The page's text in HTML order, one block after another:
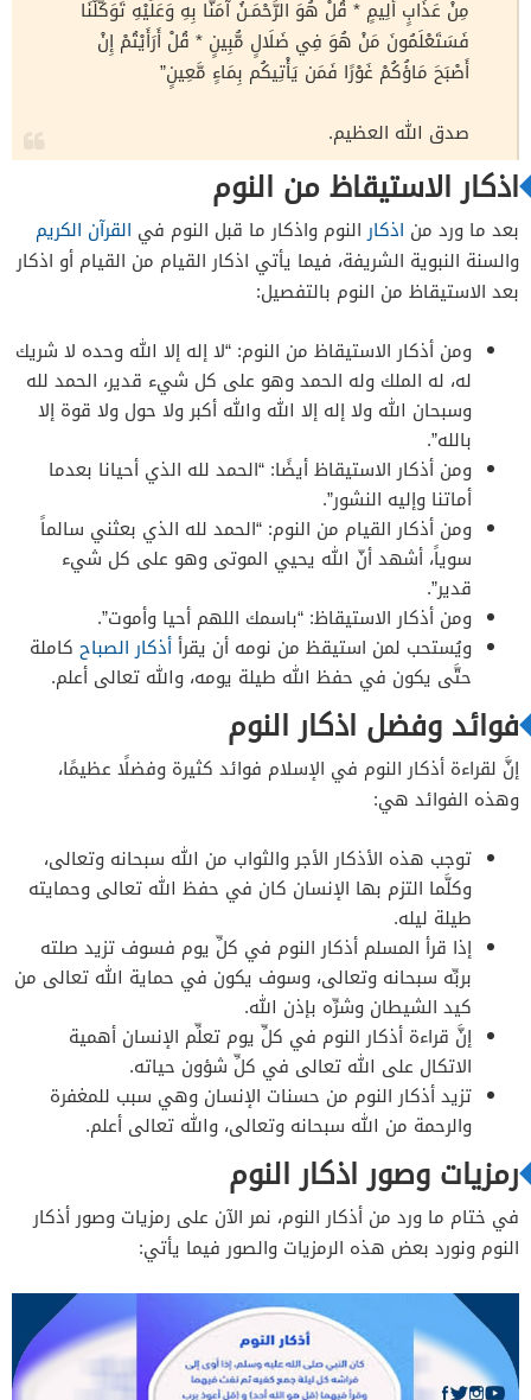
مِنْ عَذَابٍ أَلِيمٍ * قُلْ هُوَ الرَّحْمَـنُ آمَنَّا بِهِ وَعَلَيْهِ تَوَكَّلْنَا
فَسَتَعْلَمُونَ مَنْ هُوَ فِي ضَلَالٍ مُّبِينٍ * قُلْ أَرَأَيْتُمْ إِنْ
أَصْبَحَ مَاؤُكُمْ غَوْرًا فَمَن يَأْتِيكُم بِمَاءٍ مَّعِينٍ”
صدق الله العظيم.
اذكار الاستيقاظ من النوم
بعد ما ورد من اذكارالنوم واذكار ما قبل النوم في القرآن الكريم
والسنة النبوية الشريفة، فيما يأتي اذكار القيام من القيام أو اذكار
بعد الاستيقاظ من النوم بالتفصيل:
ومن أذكار الاستيقاظ من النوم: “لا إله إلا الله وحده لا شريك
له، له الملك وله الحمد وهو على كل شيء قدير، الحمد لله
وسبحان الله ولا إله إلا الله والله أكبر ولا حول ولا قوة إلا
بالله”.
ومن أذكار الاستيقاظ أيضًا: “الحمد لله الذي أحيانا بعدما
أماتنا وإليه النشور”.
ومن أذكار القيام من النوم: “الحمد لله الذي بعثني سالماً
سوياً، أشهد أنّ الله يحيي الموتى وهو على كل شيء
قدير”.
ومن أذكار الاستيقاظ: “باسمك اللهم أحيا وأموت”.
ويُستحب لمن استيقظ من نومه أن يقرأأذكار الصباح كاملة
حتَّى يكون في حفظ الله طيلة يومه، والله تعالى أعلم.
فوائد وفضل اذكار النوم
إنَّ لقراءة أذكار النوم في الإسلام فوائد كثيرة وفضلًا عظيمًا،
وهذه الفوائد هي:
توجب هذه الأذكار الأجر والثواب من الله سبحانه وتعالى،
وكلَّما التزم بها الإنسان كان في حفظ الله تعالى وحمايته
طيلة ليله.
إذا قرأ المسلم أذكار النوم في كلِّ يوم فسوف تزيد صلته
بربِّه سبحانه وتعالى، وسوف يكون في حماية الله تعالى من
كيد الشيطان وشرِّه بإذن الله.
إنَّ قراءة أذكار النوم في كلِّ يوم تعلِّم الإنسان أهمية
الاتكال على الله تعالى في كلِّ شؤون حياته.
تزيد أذكار النوم من حسنات الإنسان وهي سبب للمغفرة
والرحمة من الله سبحانه وتعالى، والله تعالى أعلم.
رمزيات وصور اذكار النوم
في ختام ما ورد من أذكار النوم، نمر الآن على رمزيات وصور أذكار
النوم ونورد بعض هذه الرمزيات والصور فيما يأتي: